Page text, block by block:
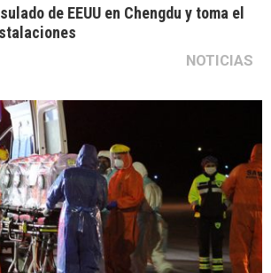
de EEUU en Chengdu y toma el
NOTICIAS